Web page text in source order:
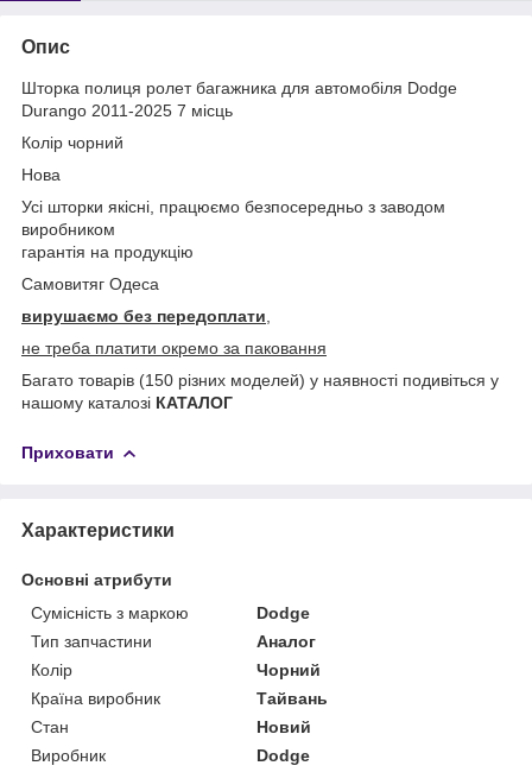
Опис
Шторка полиця ролет багажника для автомобіля Dodge
Durango 2011-2025 7 місць
Колір чорний
Нова
Усі шторки якісні, працюємо безпосередньо з заводом
виробником
гарантія на продукцію
Самовитяг Одеса
вирушаємо без передоплати
не треба платити окремо за паковання
Багато товарів (150 різних моделей) у наявності подивіться у
нашому каталозі КАТАЛОГ
Приховати
Характеристики
Основні атрибути
Сумісність з маркою
Dodge
Тип запчастини
Аналог
Колір
Чорний
Країна виробник
Тайвань
Стан
Новий
Виробник
Dodge